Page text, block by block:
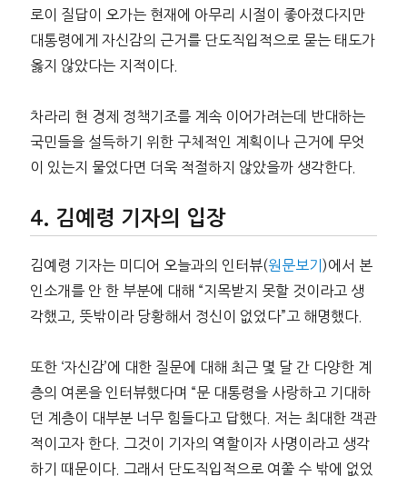
로이 질답이 오가는 현재에 아무리 시절이 좋아졌다지만
대통령에게 자신감의 근거를 단도직입적으로 묻는 태도가
옳지 않았다는 지적이다.
차라리 현 경제 정책기조를 계속 이어가려는데 반대하는
국민들을 설득하기 위한 구체적인 계획이나 근거에 무엇
이 있는지 물었다면 더욱 적절하지 않았을까 생각한다.
김예령 기자의 입장
김예령 기자는 미디어 오늘과의 인터뷰(원문보기 )에서 본
인소개를 안 한 부분에 대해 “지목받지 못할 것이라고 생
각했고, 뜻밖이라 당황해서 정신이 없었다”고 해명했다.
또한 ‘자신감’에 대한 질문에 대해 최근 몇 달 간 다양한 계
층의 여론을 인터뷰했다며 “문 대통령을 사랑하고 기대하
던 계층이 대부분 너무 힘들다고 답했다. 저는 최대한 객관
적이고자 한다. 그것이 기자의 역할이자 사명이라고 생각
하기 때문이다. 그래서 단도직입적으로 여쭐 수 밖에 없었